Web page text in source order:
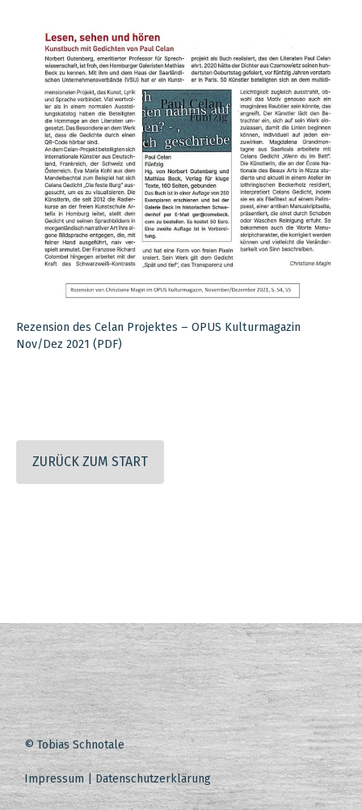
Rezension des Celan Projektes – OPUS Kulturmagazin
Nov/Dez 2021 (PDF)
ZURÜCK ZUM START
© Tobias Schnotale
Impressum|Datenschutzerklärung